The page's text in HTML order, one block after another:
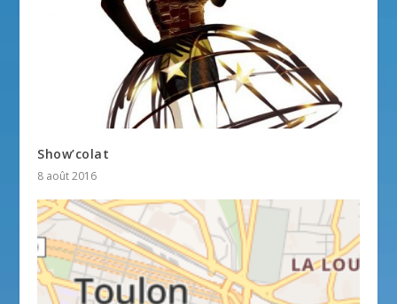
Show’colat
8 août 2016